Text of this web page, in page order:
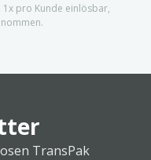
pro Kunde einlösbar,
TransPak